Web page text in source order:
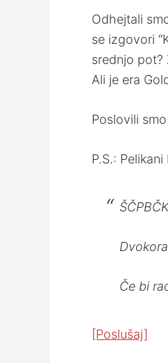
Odhejtali
se izgovori
srednjo pot?
Ali je era
Poslovili
P.S.:
Če bi
[Poslušaj]